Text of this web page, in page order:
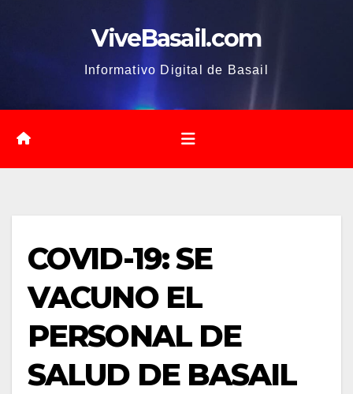
ViveBasail.com
Informativo Digital de Basail
COVID-19: SE
VACUNO EL
PERSONAL DE
SALUD DE BASAIL